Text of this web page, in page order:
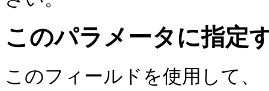
このパラメータに指定
このフィールドを使用して